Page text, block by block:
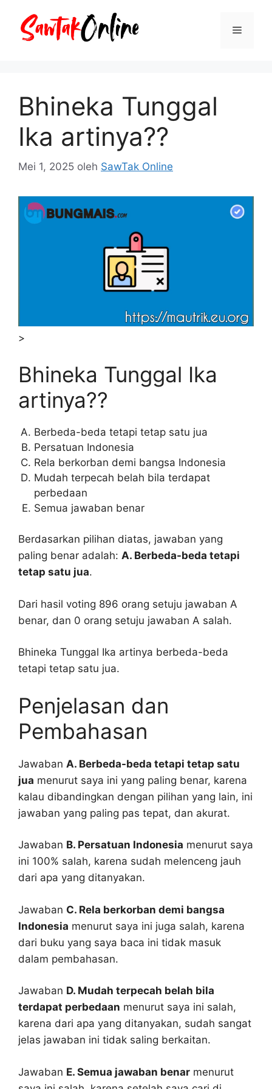
Menu
Bhineka Tunggal
Ika artinya??
Mei 1, 2025 oleh SawTak Online
>
Bhineka Tunggal Ika
artinya??
Berbeda-beda tetapi tetap satu jua
Persatuan Indonesia
Rela berkorban demi bangsa Indonesia
Mudah terpecah belah bila terdapat
perbedaan
Semua jawaban benar
Berdasarkan pilihan diatas, jawaban yang
paling benar adalah: A. Berbeda-beda tetapi
tetap satu jua.
Dari hasil voting 896 orang setuju jawaban A
benar, dan 0 orang setuju jawaban A salah.
Bhineka Tunggal Ika artinya berbeda-beda
tetapi tetap satu jua.
Penjelasan dan
Pembahasan
Jawaban A. Berbeda-beda tetapi tetap satu
jua menurut saya ini yang paling benar, karena
kalau dibandingkan dengan pilihan yang lain, ini
jawaban yang paling pas tepat, dan akurat.
Jawaban B. Persatuan Indonesia menurut saya
ini 100% salah, karena sudah melenceng jauh
dari apa yang ditanyakan.
Jawaban C. Rela berkorban demi bangsa
Indonesia menurut saya ini juga salah, karena
dari buku yang saya baca ini tidak masuk
dalam pembahasan.
Jawaban D. Mudah terpecah belah bila
terdapat perbedaan menurut saya ini salah,
karena dari apa yang ditanyakan, sudah sangat
jelas jawaban ini tidak saling berkaitan.
Jawaban E. Semua jawaban benar menurut